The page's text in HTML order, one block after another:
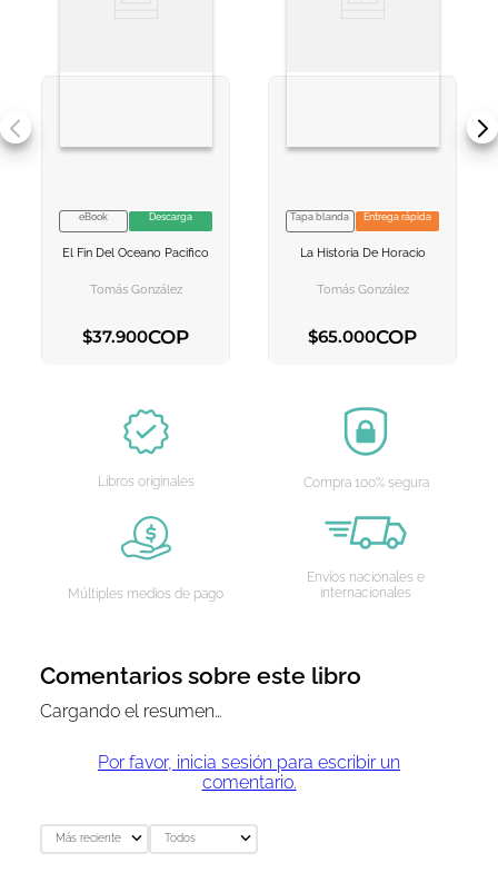
VER INFORMACION
eBook Descarga
El Fin Del Oceano Pacifico
Tomás González
$37.900COP
VER INFORMACION
Tapa blanda Entrega rápida
La Historia De Horacio
Tomás González
$65.000COP
Libros originales Compra 100% segura
Múltiples medios de pago
Envíos nacionales e
internacionales
Comentarios sobre este libro
Cargando el resumen…
Por favor, inicia sesión para escribir un
comentario.
Más reciente Todos